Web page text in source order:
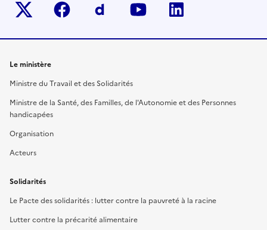
Twitter-x facebook Dailymotion
youtube
Le ministère
Ministre du Travail et des Solidarités
Ministre de la Santé, des Familles, de l'Autonomie et des Personnes
handicapées
Organisation
Acteurs
Solidarités
Le Pacte des solidarités : lutter contre la pauvreté à la racine
Lutter contre la précarité alimentaire